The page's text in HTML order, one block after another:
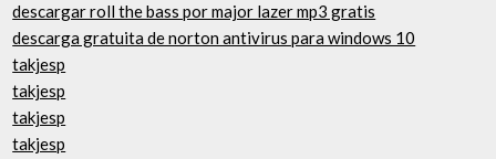
descargar roll the bass por major lazer mp3 gratis
descarga gratuita de norton antivirus para windows 10
takjesp
takjesp
takjesp
takjesp